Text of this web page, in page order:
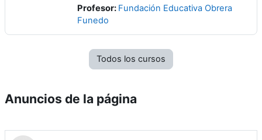
Profesor: Fundación Educativa Obrera
Funedo
Todos los cursos
Anuncios de la página